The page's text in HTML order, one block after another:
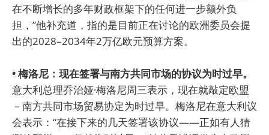
在不断增长的多年财政框架下的任何进一步额外负
担，”他补充道，指的是目前正在讨论的欧洲委员会提
出的2028–2034年2万亿欧元预算方案。
• 梅洛尼：现在签署与南方共同市场的协议为时过早。
意大利总理乔治娅·梅洛尼周三表示，现在就敲定欧盟
－南方共同市场贸易协定为时过早。梅洛尼在意大利议
会表示：“在接下来的几天签署该协议——正如有人猜